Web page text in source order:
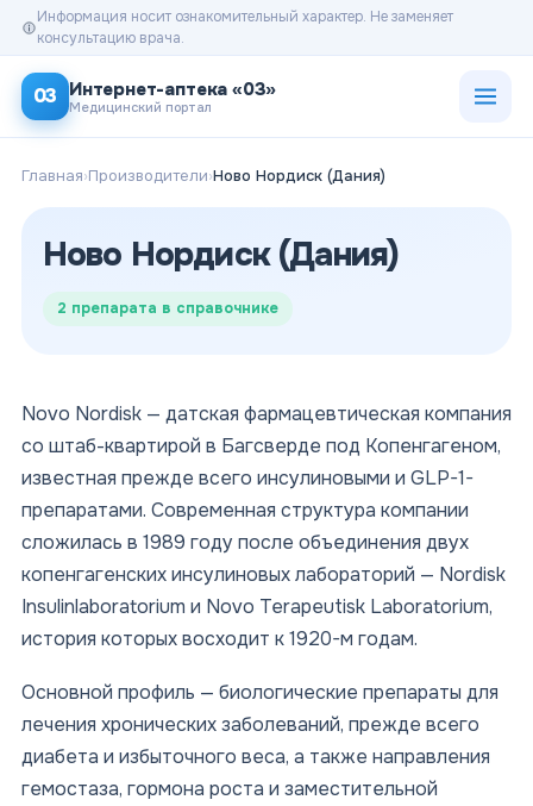
Информация носит ознакомительный характер. Не заменяет
консультацию врача.
03 Интернет-аптека «03»
Медицинский портал
Главная›Производители›Ново Нордиск (Дания)
Ново Нордиск (Дания)
2 препарата в справочнике
Novo Nordisk — датская фармацевтическая компания
со штаб-квартирой в Багсверде под Копенгагеном,
известная прежде всего инсулиновыми и GLP-1-
препаратами. Современная структура компании
сложилась в 1989 году после объединения двух
копенгагенских инсулиновых лабораторий — Nordisk
Insulinlaboratorium и Novo Terapeutisk Laboratorium,
история которых восходит к 1920-м годам.
Основной профиль — биологические препараты для
лечения хронических заболеваний, прежде всего
диабета и избыточного веса, а также направления
гемостаза, гормона роста и заместительной